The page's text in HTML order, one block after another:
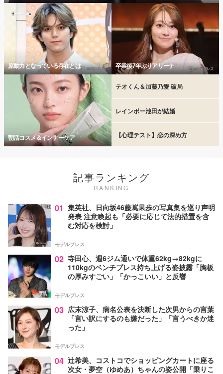
原動力となっている存在とは 卒業後7年ぶりアリーナ
朝活コスメ＆インナーケア
テオくん＆加藤乃愛 破局
レインボー池田が結婚
【心理テスト】恋の深め方
記事ランキング
RANKING
01 集英社、日向坂46藤嶌果歩の写真集を巡り声明
発表 注意喚起も「必要に応じて法的措置を含
む対応を検討」
モデルプレス
02 寺田心、週6ジム通いで体重62kg→82kgに
110kgのベンチプレス持ち上げる姿披露「胸板
の厚みすごい」「かっこいい」と反響
モデルプレス
03 広末涼子、病名公表を決断した次男からの言葉
「言い訳にするのも嫌だった」「言うべきか迷
った」
モデルプレス
04 辻希美、コストコでショッピングカートに座る
次女・夢空（ゆめあ）ちゃんの姿公開「乗りこ